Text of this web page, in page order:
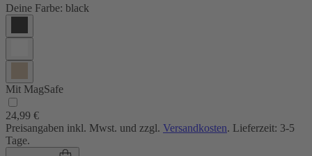
Deine Farbe: black
Mit MagSafe
24,99 €
Preisangaben inkl. Mwst. und zzgl. Versandkosten. Lieferzeit: 3-5
Tage.